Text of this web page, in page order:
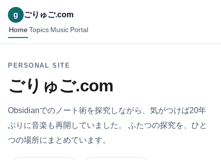
g ごりゅご.com
Home Topics Music Portal
PERSONAL SITE
ごりゅご.com
Obsidianでのノート術を探究しながら、気がつけば20年
ぶりに音楽も再開していました。 ふたつの探究を、ひと
つの場所にまとめています。